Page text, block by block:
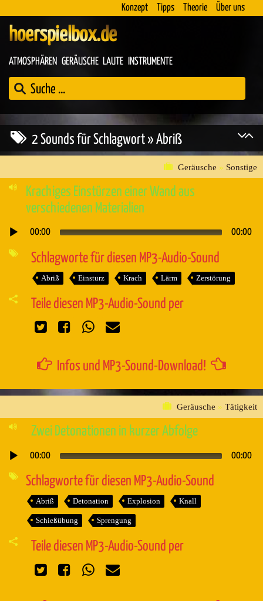
Konzept Tipps Theorie Über uns
hoerspielbox.de
ATMOSPHÄREN GERÄUSCHE LAUTE INSTRUMENTE
2 Sounds für Schlagwort » Abriß
Geräusche » Sonstige
Krachiges Einstürzen einer Wand aus
verschiedenen Materialien
Audio-
00:00 00:00
Schlagworte für diesen MP3-Audio-Sound
Abriß Einsturz Krach Lärm Zerstörung
Teile diesen MP3-Audio-Sound per
Infos und MP3-Sound-Download!
Geräusche » Tätigkeit
Zwei Detonationen in kurzer Abfolge
Audio-
00:00 00:00
Schlagworte für diesen MP3-Audio-Sound
Abriß Detonation Explosion Knall
Schießübung Sprengung
Teile diesen MP3-Audio-Sound per